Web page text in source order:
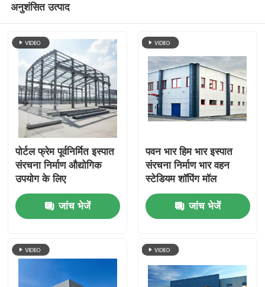
अनुशंसित उत्पाद
पोर्टल फ्रेम पूर्वनिर्मित इस्पात
संरचना निर्माण औद्योगिक
उपयोग के लिए
जांच भेजें
पवन भार हिम भार इस्पात
संरचना निर्माण भार वहन
स्टेडियम शॉपिंग मॉल
जांच भेजें